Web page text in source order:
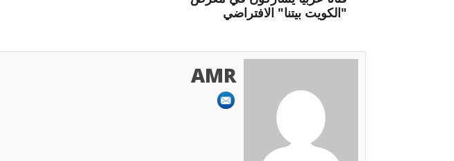
"الكويت بيتنا" الافتراضي
AMR